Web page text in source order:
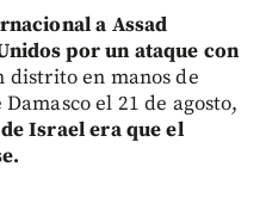
a Assad
por un ataque con
distrito en manos de
el 21 de agosto,
Israel era que el